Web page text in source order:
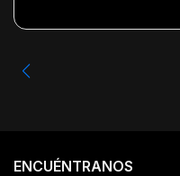
ENCUÉNTRANOS